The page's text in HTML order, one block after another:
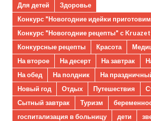
Для детей
Здоровье
Конкурс "Новогодние идейки
Конкурс "Новогодние рецепты" с
Конкурсные рецепты
Красота
На второе
На десерт На завтрак
На обед
На полдник На
Новый год
Отдых Путешествия
Сытный завтрак
Туризм
госпитализация в больницу
дети